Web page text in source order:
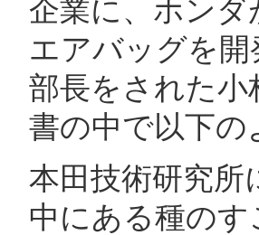
企業に、ホン
エアバッグを
部長をされた小
書の中で以下
本田技術研究所
中にある種の